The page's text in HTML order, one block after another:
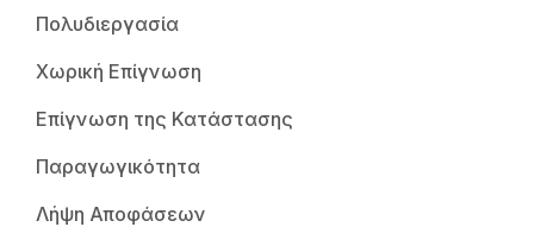
Πολυδιεργασία
Χωρική Επίγνωση
Επίγνωση της Κατάστασης
Παραγωγικότητα
Λήψη Αποφάσεων